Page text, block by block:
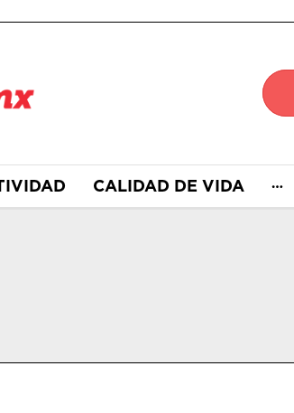
CALIDAD DE VIDA